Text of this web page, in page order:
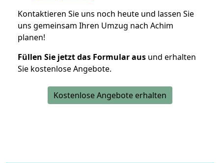
Kontaktieren Sie uns noch heute und lassen Sie
uns gemeinsam Ihren Umzug nach Achim
planen!
Füllen Sie jetzt das Formular aus und erhalten
Sie kostenlose Angebote.
Kostenlose Angebote erhalten